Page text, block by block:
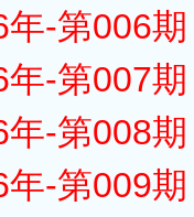
年-第006
年-第007
年-第008
年-第009